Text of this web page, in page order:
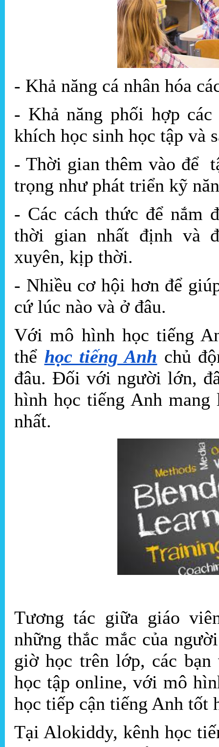
- Khả năng cá nhân hóa
- Khả năng phối hợp
khích học sinh học tập và
- Thời gian thêm vào để
trọng như phát triển kỹ
- Các cách thức để nắm
thời gian nhất định và
xuyên, kịp thời.
- Nhiều cơ hội hơn để
cứ lúc nào và ở đâu.
Với mô hình học tiếng
thể học tiếng Anh chủ
đâu. Đối với người lớn,
hình học tiếng Anh
nhất.
Tương tác giữa giáo
những thắc mắc của
giờ học trên lớp, các
học tập online, với mô
học tiếp cận tiếng Anh tốt
Tại Alokiddy, kênh học